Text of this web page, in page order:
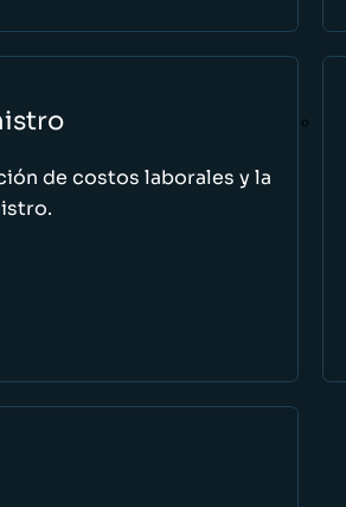
de costos laborales y la